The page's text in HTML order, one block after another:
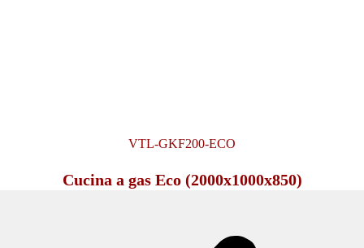
VTL-GKF200-ECO
Cucina a gas Eco (2000x1000x850)